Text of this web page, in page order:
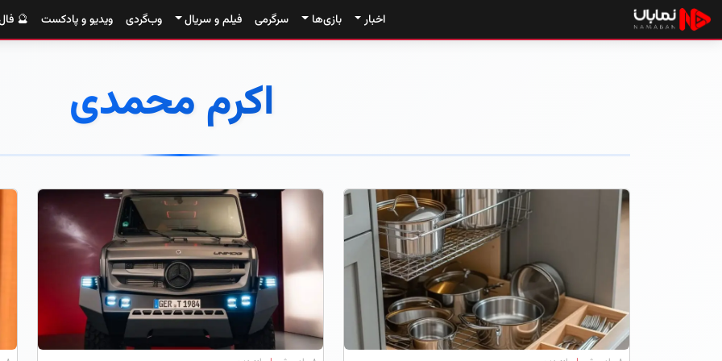
اخبار بازی‌ها سرگرمی فیلم و سریال وب‌گردی ویدیو و پادکست 🔮
اکرم محمدی